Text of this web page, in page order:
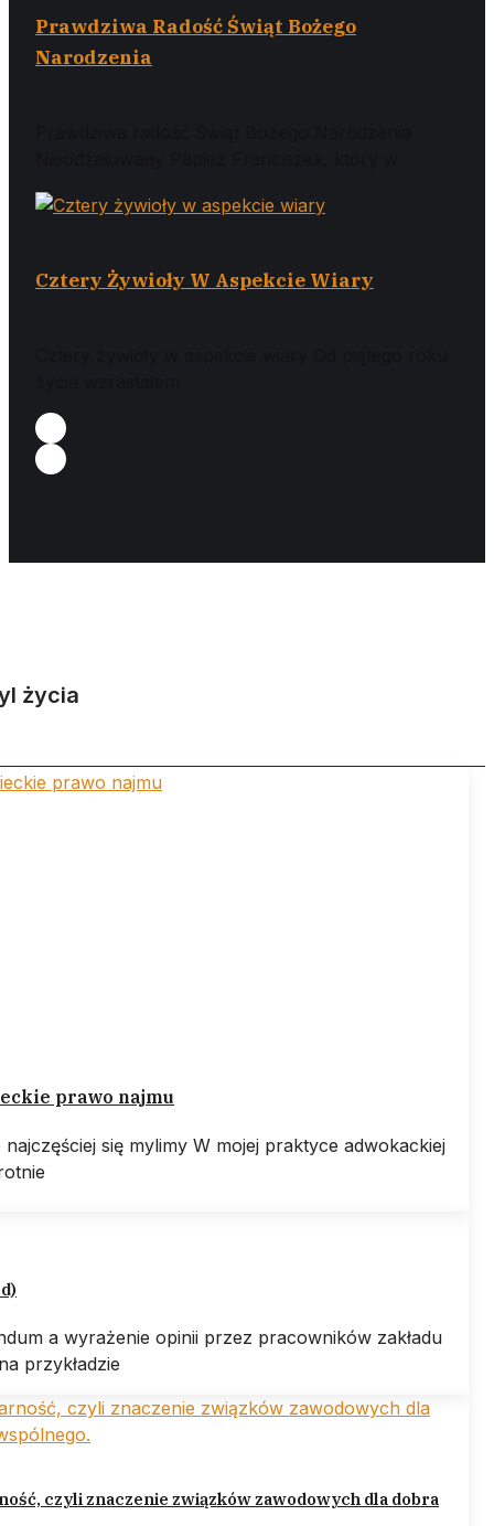
Prawdziwa Radość Świąt Bożego
Narodzenia
Cztery Żywioły W Aspekcie Wiary
życia
prawo najmu
najczęściej się mylimy W mojej praktyce adwokackiej
a wyrażenie opinii przez pracowników zakładu
przykładzie
czyli znaczenie związków zawodowych dla dobra